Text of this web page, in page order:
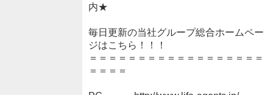
内★
毎日更新の当社グループ総合ホームペー
ジはこちら！！！
＝＝＝＝＝＝＝＝＝＝＝＝＝＝＝＝＝＝
＝＝＝＝